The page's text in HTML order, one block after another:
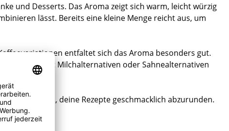
und Desserts. Das Aroma zeigt sich warm, leicht würzig
lässt. Bereits eine kleine Menge reicht aus, um
entfaltet sich das Aroma besonders gut.
mit Milchalternativen oder Sahnealternativen
deine Rezepte geschmacklich abzurunden.